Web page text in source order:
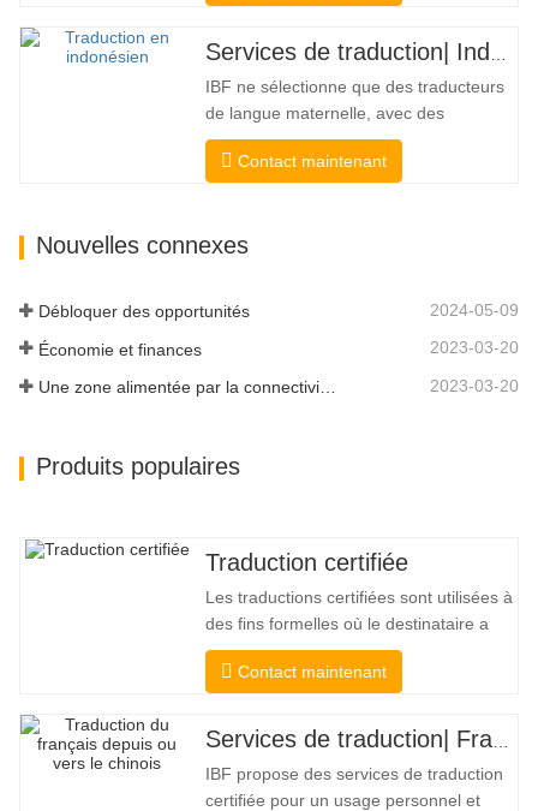
traducteurs de langue maternelle ayant
des qualifications professionnelles et
académiques éprouvées. Avant…
IBF ne sélectionne que des traducteurs
de langue maternelle, avec des
références professionnelles et
académiques éprouvées. Avant d'obtenir
mesurons en permanence leurs
Contact maintenant
Nouvelles connexes
Débloquer des opportunités 2024-05-09
Économie et finances 2023-03-20
2023-03-20
Produits populaires
Traduction certifiée
Les traductions certifiées sont utilisées à
des fins formelles où le destinataire a
besoin d'une confirmation pour
confirmer l'exactitude et l'exhaustivité de
collèges, aux tribunaux et à plusieurs
gouvernements municipaux, étatiques et
fédéraux, ce type de
Contact maintenant
IBF propose des services de traduction
certifiée pour un usage personnel et